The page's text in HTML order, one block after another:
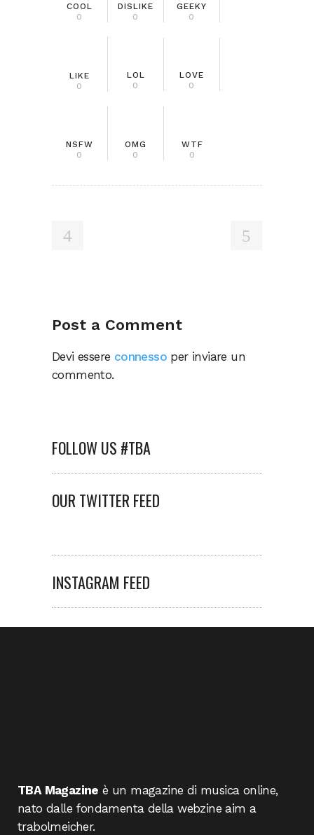
COOL
0
DISLIKE
0
GEEKY
0
LIKE
0
LOL
0
LOVE
0
NSFW
0
OMG
0
WTF
0
Post a Comment
Devi essere connesso per inviare un
commento.
FOLLOW US #TBA
OUR TWITTER FEED
INSTAGRAM FEED
TBA Magazine è un magazine di musica online,
nato dalle fondamenta della webzine aim a
trabolmeicher.